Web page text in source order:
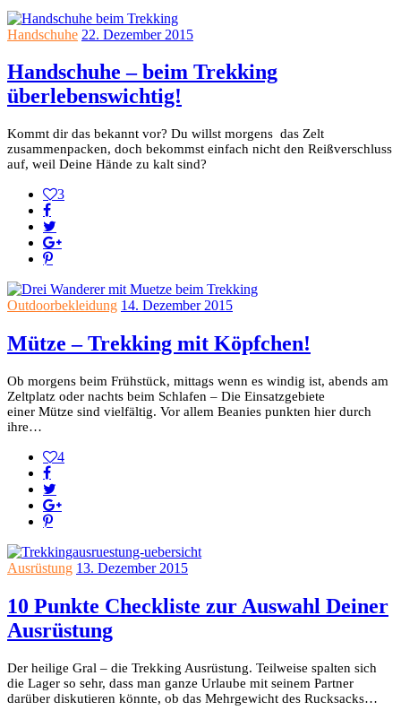
Handschuhe 22. Dezember 2015
Handschuhe – beim Trekking
überlebenswichtig!
Kommt dir das bekannt vor? Du willst morgens das Zelt
zusammenpacken, doch bekommst einfach nicht den Reißverschluss
auf, weil Deine Hände zu kalt sind?
3
Outdoorbekleidung 14. Dezember 2015
Mütze – Trekking mit Köpfchen!
Ob morgens beim Frühstück, mittags wenn es windig ist, abends am
Zeltplatz oder nachts beim Schlafen – Die Einsatzgebiete
einer Mütze sind vielfältig. Vor allem Beanies punkten hier durch
ihre…
4
Ausrüstung 13. Dezember 2015
10 Punkte Checkliste zur Auswahl Deiner
Ausrüstung
Der heilige Gral – die Trekking Ausrüstung. Teilweise spalten sich
die Lager so sehr, dass man ganze Urlaube mit seinem Partner
darüber diskutieren könnte, ob das Mehrgewicht des Rucksacks…